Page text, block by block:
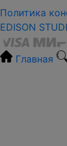
Политика
EDISON
Главная